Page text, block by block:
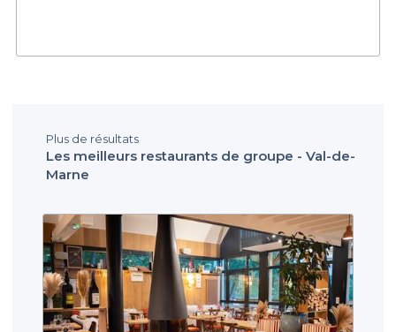
Plus de résultats
Les meilleurs restaurants de groupe - Val-de-
Marne